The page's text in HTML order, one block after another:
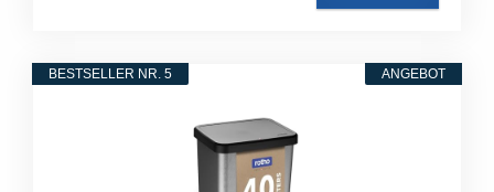
ANGEBOT
BESTSELLER NR. 5